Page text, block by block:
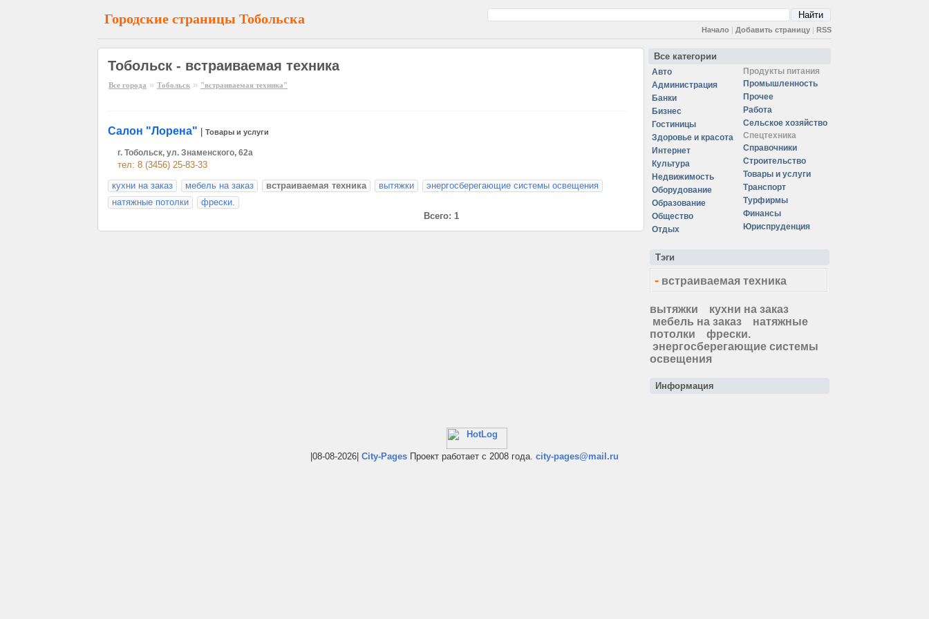
Городские страницы Тобольска
Начало | Добавить страницу | RSS
Тобольск - встраиваемая техника
Все города » Тобольск » "встраиваемая техника"
Салон "Лорена" Товары и услуги
г. Тобольск, ул. Знаменского, 62а
тел: 8 (3456) 25-83-33
кухни на заказ
мебель на заказ встраиваемая техника вытяжки
энергосберегающие системы освещения
натяжные потолки
фрески.
Всего: 1
Все категории
Авто
Администрация
Банки
Бизнес
Гостиницы
Здоровье и красота
Интернет
Культура
Недвижимость
Оборудование
Образование
Общество
Отдых
Продукты питания
Промышленность
Прочее
Работа
Сельское хозяйство
Спецтехника
Справочники
Строительство
Товары и услуги
Транспорт
Турфирмы
Финансы
Юриспруденция
Тэги
- встраиваемая техника
вытяжки
кухни на заказ
мебель на заказ
натяжные
потолки
фрески.
энергосберегающие системы
освещения
Информация
|08-08-2026| City-Pages Проект работает с 2008 года. city-pages@mail.ru